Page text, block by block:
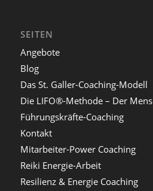
SEITEN
Angebote
Blog
Das St. Galler-Coaching-Modell
Die LIFO®-Methode – Der
Führungskräfte-Coaching
Kontakt
Mitarbeiter-Power Coaching
Reiki Energie-Arbeit
Resilienz & Energie Coaching